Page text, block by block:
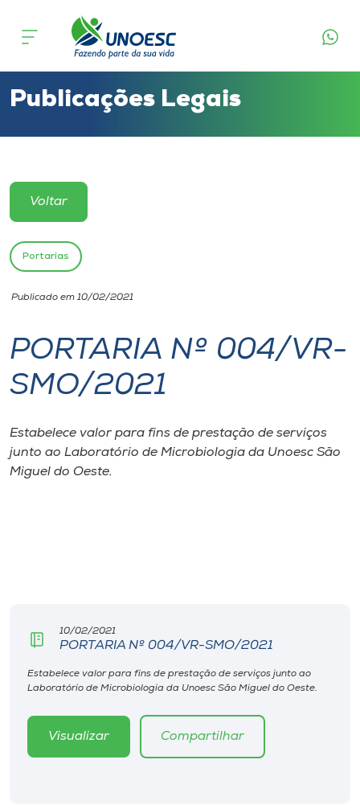
Cursos
Atendimento ao Estudante
Portal de Ensino
Unoesc
Internacionalização
I.nova
Diplomados
Editora
Rádio
Museu
Publicações Legais
Voltar
Portarias
Publicado em 10/02/2021
PORTARIA Nº 004/VR-
SMO/2021
Estabelece valor para fins de prestação de serviços
junto ao Laboratório de Microbiologia da Unoesc São
Miguel do Oeste.
10/02/2021
PORTARIA Nº 004/VR-SMO/2021
Estabelece valor para fins de prestação de serviços junto ao
Laboratório de Microbiologia da Unoesc São Miguel do Oeste.
Visualizar Compartilhar